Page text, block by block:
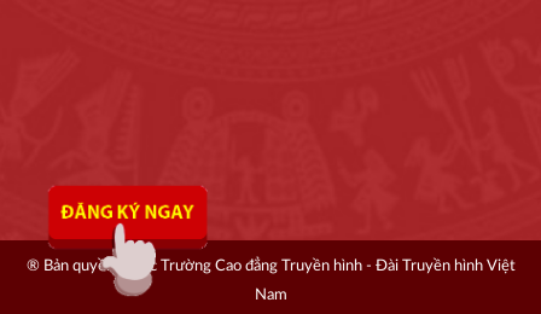
® Bản quyền thuộc Trường Cao đẳng Truyền hình - Đài Truyền hình Việt
Nam